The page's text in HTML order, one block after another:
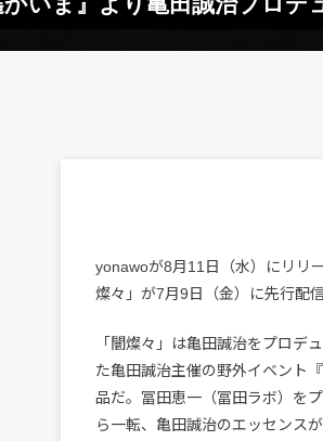
yonawoが8月11日（水）にリリ
燦々」が7月9日（金）に先行配信
「闇燦々」は亀田誠治をプロデ
た亀田誠治主催の野外イベント
品だ。冨田恵一（冨田ラボ）を
ら一転、亀田誠治のエッセンス